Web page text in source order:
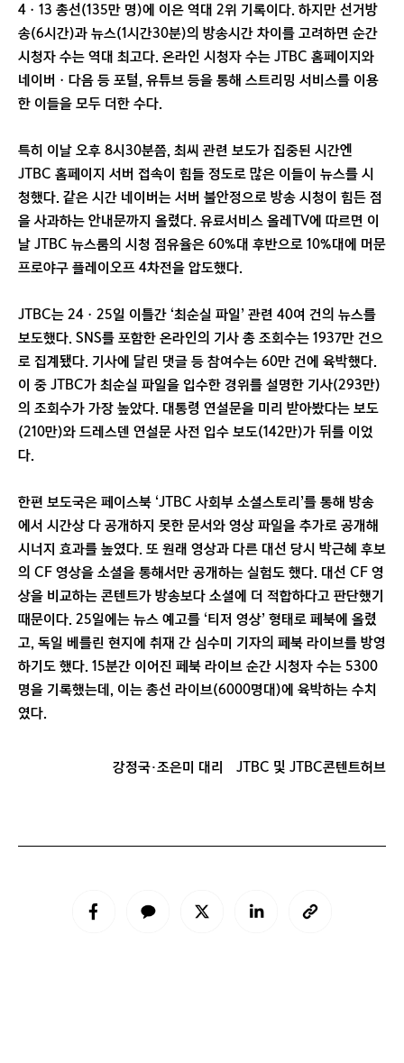
4ㆍ13 총선(135만 명)에 이은 역대 2위 기록이다. 하지만 선거방
송(6시간)과 뉴스(1시간30분)의 방송시간 차이를 고려하면 순간
시청자 수는 역대 최고다. 온라인 시청자 수는 JTBC 홈페이지와
네이버ㆍ다음 등 포털, 유튜브 등을 통해 스트리밍 서비스를 이용
한 이들을 모두 더한 수다.
특히 이날 오후 8시30분쯤, 최씨 관련 보도가 집중된 시간엔
JTBC 홈페이지 서버 접속이 힘들 정도로 많은 이들이 뉴스를 시
청했다. 같은 시간 네이버는 서버 불안정으로 방송 시청이 힘든 점
을 사과하는 안내문까지 올렸다. 유료서비스 올레TV에 따르면 이
날 JTBC 뉴스룸의 시청 점유율은 60%대 후반으로 10%대에 머문
프로야구 플레이오프 4차전을 압도했다.
JTBC는 24ㆍ25일 이틀간 ‘최순실 파일’ 관련 40여 건의 뉴스를
보도했다. SNS를 포함한 온라인의 기사 총 조회수는 1937만 건으
로 집계됐다. 기사에 달린 댓글 등 참여수는 60만 건에 육박했다.
이 중 JTBC가 최순실 파일을 입수한 경위를 설명한 기사(293만)
의 조회수가 가장 높았다. 대통령 연설문을 미리 받아봤다는 보도
(210만)와 드레스덴 연설문 사전 입수 보도(142만)가 뒤를 이었
다.
한편 보도국은 페이스북 ‘JTBC 사회부 소셜스토리’를 통해 방송
에서 시간상 다 공개하지 못한 문서와 영상 파일을 추가로 공개해
시너지 효과를 높였다. 또 원래 영상과 다른 대선 당시 박근혜 후보
의 CF 영상을 소셜을 통해서만 공개하는 실험도 했다. 대선 CF 영
상을 비교하는 콘텐트가 방송보다 소셜에 더 적합하다고 판단했기
때문이다. 25일에는 뉴스 예고를 ‘티저 영상’ 형태로 페북에 올렸
고, 독일 베를린 현지에 취재 간 심수미 기자의 페북 라이브를 방영
하기도 했다. 15분간 이어진 페북 라이브 순간 시청자 수는 5300
명을 기록했는데, 이는 총선 라이브(6000명대)에 육박하는 수치
였다.
강정국·조은미 대리 JTBC 및 JTBC콘텐트허브